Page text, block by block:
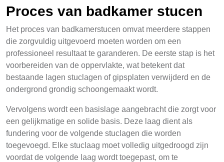
Proces van badkamer stucen
Het proces van badkamerstucen omvat meerdere stappen
die zorgvuldig uitgevoerd moeten worden om een
professioneel resultaat te garanderen. De eerste stap is het
voorbereiden van de oppervlakte, wat betekent dat
bestaande lagen stuclagen of gipsplaten verwijderd en de
ondergrond grondig schoongemaakt wordt.
Vervolgens wordt een basislage aangebracht die zorgt voor
een gelijkmatige en solide basis. Deze laag dient als
fundering voor de volgende stuclagen die worden
toegevoegd. Elke stuclaag moet volledig uitgedroogd zijn
voordat de volgende laag wordt toegepast, om te